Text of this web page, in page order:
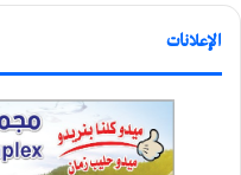
الإعلانات